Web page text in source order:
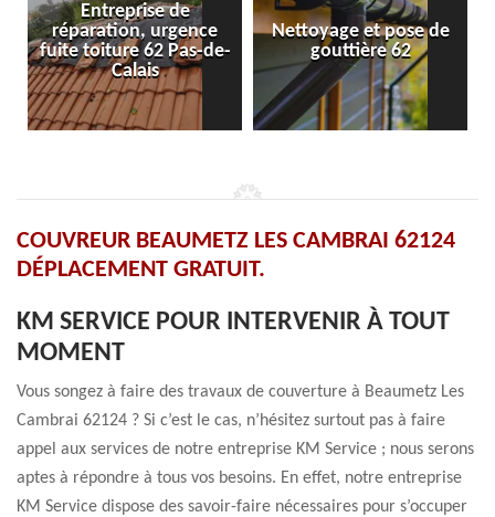
de
urgence
62 Pas-de-
Calais
Nettoyage et pose de
gouttière 62
Pose et
COUVREUR BEAUMETZ LES CAMBRAI 62124
DÉPLACEMENT GRATUIT.
KM SERVICE POUR INTERVENIR À TOUT
MOMENT
Vous songez à faire des travaux de couverture à Beaumetz Les
Cambrai 62124 ? Si c’est le cas, n’hésitez surtout pas à faire
appel aux services de notre entreprise KM Service ; nous serons
aptes à répondre à tous vos besoins. En effet, notre entreprise
KM Service dispose des savoir-faire nécessaires pour s’occuper